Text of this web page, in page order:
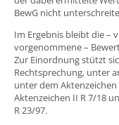
BewG nicht
Im Ergebnis bleibt die –
vorgenommene –
Zur Einordnung stützt
Rechtsprechung, unter
unter dem Aktenzeichen
Aktenzeichen II R 7/18
R 23/97.